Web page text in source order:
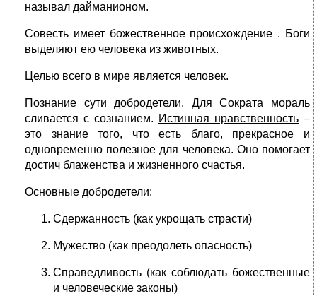
называл дайманионом.
Совесть имеет божественное происхождение . Боги
выделяют ею человека из животных.
Целью всего в мире является человек.
Познание сути добродетели. Для Сократа мораль
сливается с сознанием. Истинная нравственность –
это знание того, что есть благо, прекрасное и
одновременно полезное для человека. Оно помогает
достич блаженства и жизненного счастья.
Основные добродетели:
Сдержанность (как укрощать страсти)
Мужество (как преодолеть опасность)
Справедливость (как соблюдать божественные
и человеческие законы)